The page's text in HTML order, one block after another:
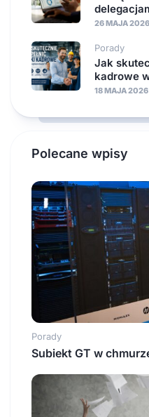
26 MAJA 2026
Porady
Jak
kadrowe
18 MAJA 2026
Polecane wpisy
Porady
Subiekt GT w